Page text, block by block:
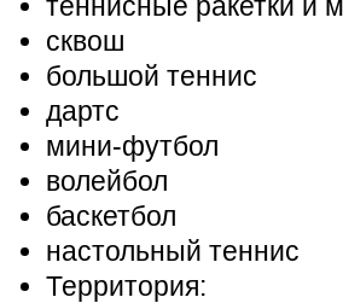
сквош
большой теннис
дартс
мини-футбол
волейбол
баскетбол
настольный теннис
Территория: